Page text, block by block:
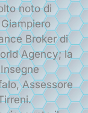
noto di
Broker di
Agency; la
Assessore